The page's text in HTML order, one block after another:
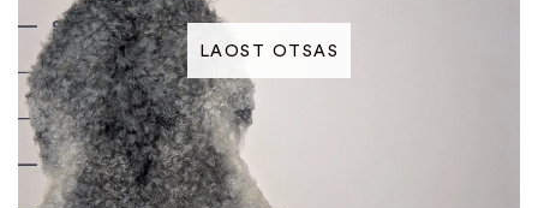
LAOST OTSAS